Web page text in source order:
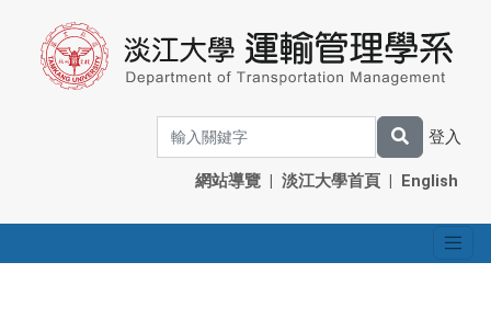
登入
網站導覽 | 淡江大學首頁 | English